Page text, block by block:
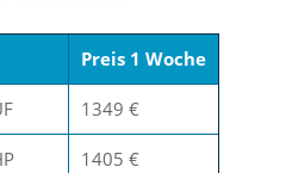
Preis 1 Woche
1349 €
1405 €